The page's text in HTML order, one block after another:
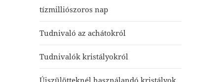
tízmilliószoros nap
Tudnivaló az achátokról
Tudnivalók kristályokról
Újszülötteknél használandó kristályok